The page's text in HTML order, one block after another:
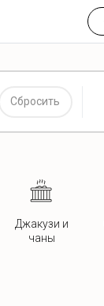
Сбросить
Джакузи и
чаны